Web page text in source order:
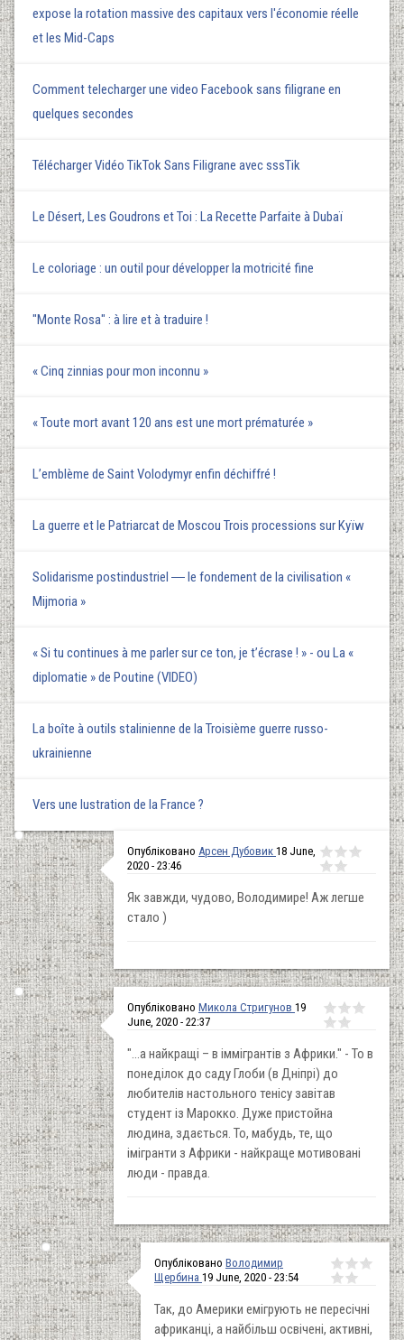
expose la rotation massive des capitaux vers l'économie réelle
et les Mid-Caps
Comment telecharger une video Facebook sans filigrane en
quelques secondes
Télécharger Vidéo TikTok Sans Filigrane avec sssTik
Le Désert, Les Goudrons et Toi : La Recette Parfaite à Dubaï
Le coloriage : un outil pour développer la motricité fine
"Monte Rosa" : à lire et à traduire !
« Cinq zinnias pour mon inconnu »
« Toute mort avant 120 ans est une mort prématurée »
L’emblème de Saint Volodymyr enfin déchiffré !
La guerre et le Patriarcat de Moscou Trois processions sur Kyїw
Solidarisme postindustriel ― le fondement de la civilisation «
Mijmoria »
« Si tu continues à me parler sur ce ton, je t’écrase ! » - ou La «
diplomatie » de Poutine (VIDEO)
La boîte à outils stalinienne de la Troisième guerre russo-
ukrainienne
Vers une lustration de la France ?
Опубліковано Арсен Дубовик 18 June,
2020 - 23:46
Як завжди, чудово, Володимире! Аж легше
стало )
Опубліковано Микола Стригунов 19
June, 2020 - 22:37
"...а найкращі – в іммігрантів з Африки." - То в
понеділок до саду Глоби (в Дніпрі) до
любителів настольного тенісу завітав
студент із Марокко. Дуже пристойна
людина, здається. То, мабудь, те, що
імігранти з Африки - найкраще мотивовані
люди - правда.
Опубліковано Володимир
Щербина 19 June, 2020 - 23:54
Так, до Америки емігрують не пересічні
африканці, а найбільш освічені, активні,